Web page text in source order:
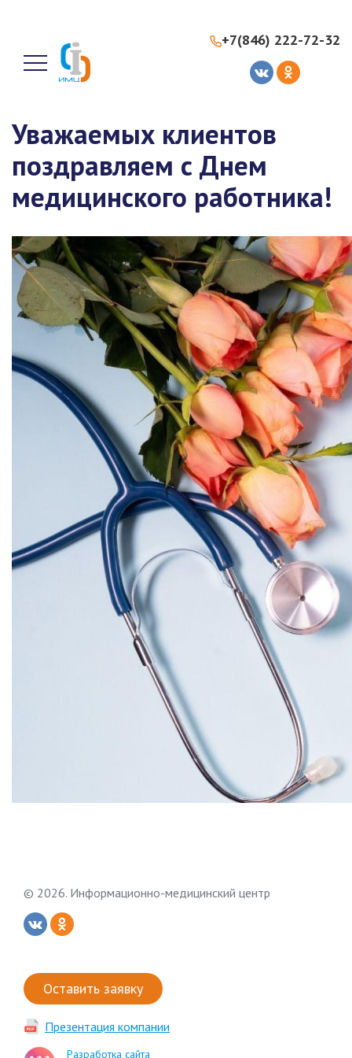
+7(846) 222-72-32
Уважаемых клиентов
поздравляем с Днем
медицинского работника!
© 2026. Информационно-медицинский центр
Оставить заявку
Презентация компании
Разработка сайта